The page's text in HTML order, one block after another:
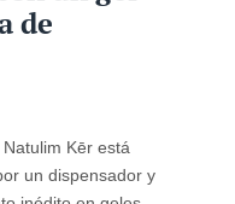
de
Kēr está
un dispensador y